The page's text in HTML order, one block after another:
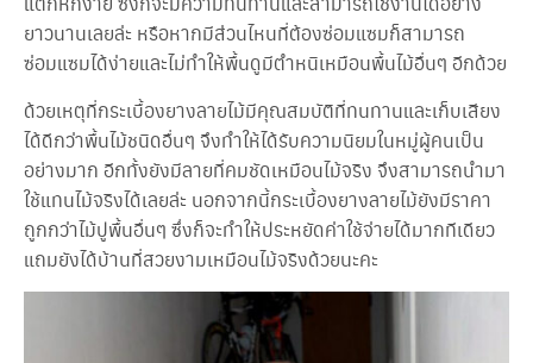
ร
า
ยาวนานเลยล่ะ หรือหากมีส่วนไหนที่ต้องซ่อมแซมก็สามารถ
ซ่อมแซมได้ง่ายและไม่ทำให้พื้นดูมีตำหนิเหมือนพื้นไม้อื่นๆ อีกด้วย
ด้วยเหตุที่กระเบื้องยางลายไม้มีคุณสมบัติที่ทนทานและเก็บเสียง
ได้ดีกว่าพื้นไม้ชนิดอื่นๆ จึงทำให้ได้รับความนิยมในหมู่ผู้คนเป็น
อย่างมาก อีกทั้งยังมีลายที่คมชัดเหมือนไม้จริง จึงสามารถนำมา
ใช้แทนไม้จริงได้เลยล่ะ นอกจากนี้กระเบื้องยางลายไม้ยังมีราคา
ถูกกว่าไม้ปูพื้นอื่นๆ ซึ่งก็จะทำให้ประหยัดค่าใช้จ่ายได้มากทีเดียว
แถมยังได้บ้านที่สวยงามเหมือนไม้จริงด้วยนะคะ